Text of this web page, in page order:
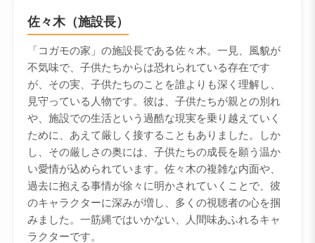
佐々木（施設長）
「コガモの家」の施設長である佐々木。一見、風貌が
不気味で、子供たちからは恐れられている存在です
が、その実、子供たちのことを誰よりも深く理解し、
見守っている人物です。彼は、子供たちが親との別れ
や、施設での生活という過酷な現実を乗り越えていく
ために、あえて厳しく接することもありました。しか
し、その厳しさの奥には、子供たちの成長を願う温か
い愛情が込められています。佐々木の複雑な内面や、
過去に抱える事情が徐々に明かされていくことで、彼
のキャラクターに深みが増し、多くの視聴者の心を掴
みました。一筋縄ではいかない、人間味あふれるキャ
ラクターです。